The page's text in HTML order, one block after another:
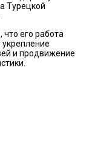
Турецкой
его работа
и продвижение